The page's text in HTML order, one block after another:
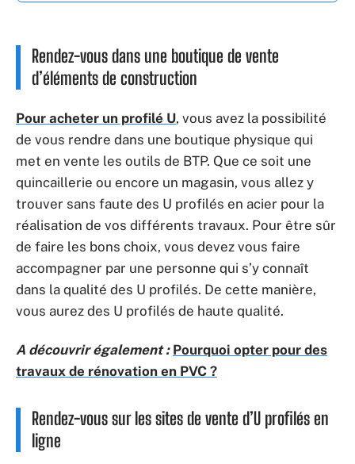
Rendez-vous dans une boutique de vente
d’éléments de construction
Pour acheter un profilé U, vous avez la possibilité
de vous rendre dans une boutique physique qui
met en vente les outils de BTP. Que ce soit une
quincaillerie ou encore un magasin, vous allez y
trouver sans faute des U profilés en acier pour la
réalisation de vos différents travaux. Pour être sûr
de faire les bons choix, vous devez vous faire
accompagner par une personne qui s’y connaît
dans la qualité des U profilés. De cette manière,
vous aurez des U profilés de haute qualité.
A découvrir également : Pourquoi opter pour des
travaux de rénovation en PVC ?
Rendez-vous sur les sites de vente d’U profilés en
ligne